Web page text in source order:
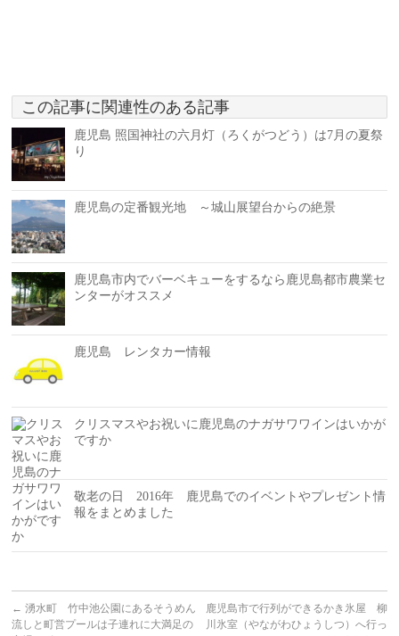
この記事に関連性のある記事
鹿児島 照国神社の六月灯（ろくがつどう）は7月の夏祭
り
鹿児島の定番観光地 ～城山展望台からの絶景
鹿児島市内でバーベキューをするなら鹿児島都市農業セ
ンターがオススメ
鹿児島 レンタカー情報
クリスマスやお祝いに鹿児島のナガサワワインはいかが
ですか
敬老の日 2016年 鹿児島でのイベントやプレゼント情
報をまとめました
← 湧水町 竹中池公園にあるそうめん
流しと町営プールは子連れに大満足の
鹿児島市で行列ができるかき氷屋 柳
川氷室（やながわひょうしつ）へ行っ